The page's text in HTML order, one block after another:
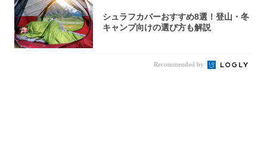
シュラフカバーおすすめ8選！登山・冬
キャンプ向けの選び方も解説
Recommended by